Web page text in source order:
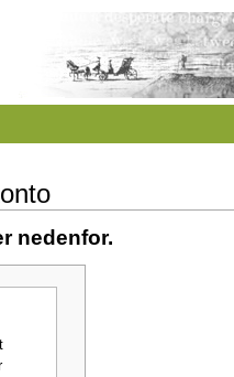
nedenfor.